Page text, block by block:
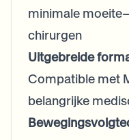
minimale
chirurgen
Uitgebreide
Compatible met
belangrijke